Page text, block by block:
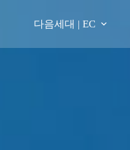
다음세대 | EC